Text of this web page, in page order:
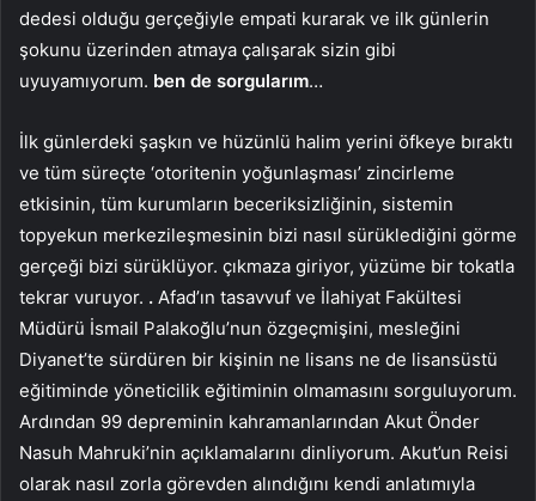
dedesi olduğu gerçeğiyle empati kurarak ve ilk günlerin
şokunu üzerinden atmaya çalışarak sizin gibi
uyuyamıyorum. ben de sorgularım…
İlk günlerdeki şaşkın ve hüzünlü halim yerini öfkeye bıraktı
ve tüm süreçte ‘otoritenin yoğunlaşması’ zincirleme
etkisinin, tüm kurumların beceriksizliğinin, sistemin
topyekun merkezileşmesinin bizi nasıl sürüklediğini görme
gerçeği bizi sürüklüyor. çıkmaza giriyor, yüzüme bir tokatla
tekrar vuruyor. . Afad’ın tasavvuf ve İlahiyat Fakültesi
Müdürü İsmail Palakoğlu’nun özgeçmişini, mesleğini
Diyanet’te sürdüren bir kişinin ne lisans ne de lisansüstü
eğitiminde yöneticilik eğitiminin olmamasını sorguluyorum.
Ardından 99 depreminin kahramanlarından Akut Önder
Nasuh Mahruki’nin açıklamalarını dinliyorum. Akut’un Reisi
olarak nasıl zorla görevden alındığını kendi anlatımıyla